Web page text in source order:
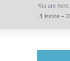
You are here:
L’Histoire –